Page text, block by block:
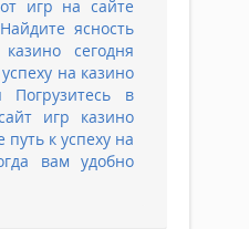
игр на сайте
Найдите ясность
сегодня
на казино
Погрузитесь в
игр казино
путь к успеху на
вам удобно